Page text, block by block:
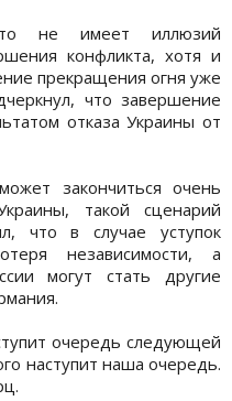
не имеет иллюзий
конфликта, хотя и
прекращения огня уже
что завершение
отказа Украины от
закончиться очень
такой сценарий
что в случае уступок
независимости, а
могут стать другие
очередь следующей
наступит наша очередь.